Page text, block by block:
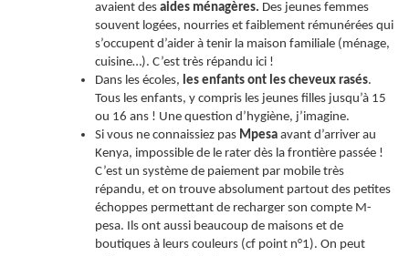
avaient des aides ménagères. Des jeunes femmes
souvent logées, nourries et faiblement rémunérées qui
s’occupent d’aider à tenir la maison familiale (ménage,
cuisine…). C’est très répandu ici !
Dans les écoles, les enfants ont les cheveux rasés.
Tous les enfants, y compris les jeunes filles jusqu’à 15
ou 16 ans ! Une question d’hygiène, j’imagine.
Si vous ne connaissiez pas Mpesa avant d’arriver au
Kenya, impossible de le rater dès la frontière passée !
C’est un système de paiement par mobile très
répandu, et on trouve absolument partout des petites
échoppes permettant de recharger son compte M-
pesa. Ils ont aussi beaucoup de maisons et de
boutiques à leurs couleurs (cf point n°1). On peut